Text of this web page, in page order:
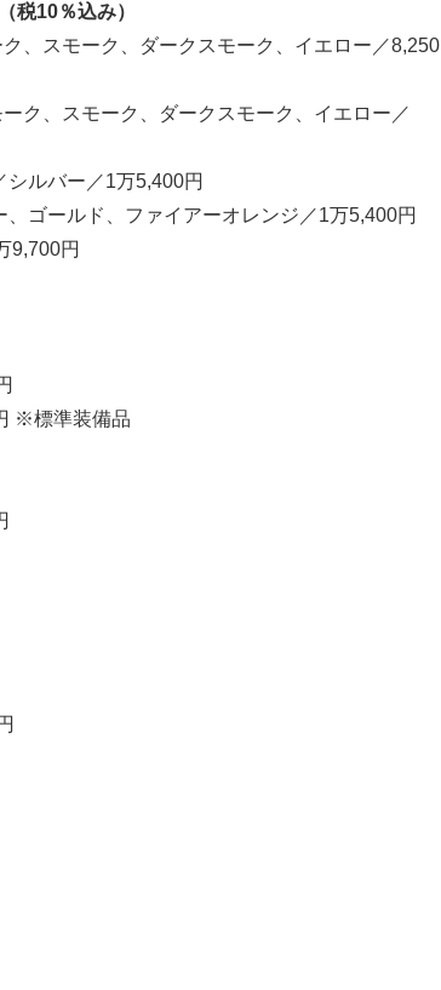
税10％込み）
、スモーク、ダークスモーク、イエロー／8,250
ク、スモーク、ダークスモーク、イエロー／
シルバー／1万5,400円
ゴールド、ファイアーオレンジ／1万5,400円
9,700円
※標準装備品